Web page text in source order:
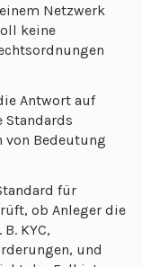
Netzwerk
keine
Antwort auf
Standards
von Bedeutung
für
ob Anleger die
KYC,
und